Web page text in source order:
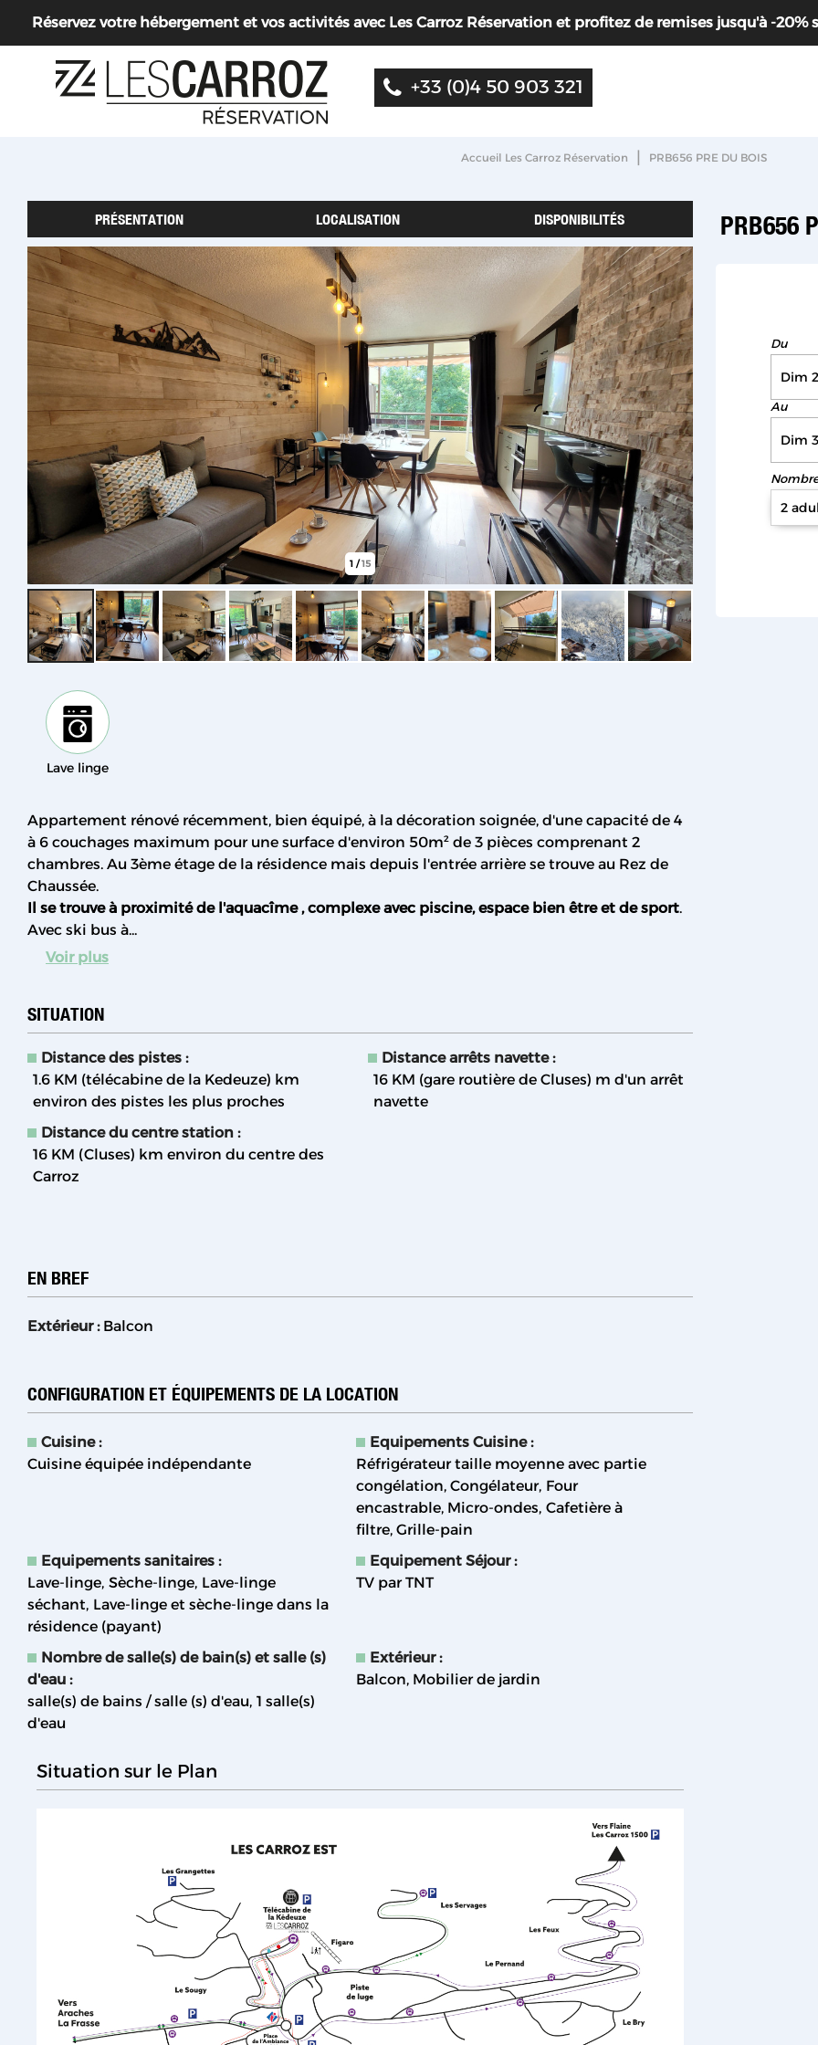
Réservez votre hébergement et vos activités avec Les Carroz Réservation et profitez de remises jusqu'à -20%
+33 (0)4 50 903 321
Accueil Les Carroz Réservation | PRB656 PRE DU BOIS
PRÉSENTATION LOCALISATION DISPONIBILITÉS PRB656
1 /15
Du
Au
2
Lave linge
Appartement rénové récemment, bien équipé, à la décoration soignée, d'une capacité de 4
à 6 couchages maximum pour une surface d'environ 50m² de 3 pièces comprenant 2
chambres. Au 3ème étage de la résidence mais depuis l'entrée arrière se trouve au Rez de
Chaussée.
Il se trouve à proximité de l'aquacîme , complexe avec piscine, espace bien être et de sport.
Avec ski bus à...
Voir plus
SITUATION
Distance des pistes :
1.6 KM (télécabine de la Kedeuze) km
environ des pistes les plus proches
Distance du centre station :
16 KM (Cluses) km environ du centre des
Carroz
Distance arrêts navette :
16 KM (gare routière de Cluses) m d'un arrêt
navette
EN BREF
Extérieur: Balcon
CONFIGURATION ET ÉQUIPEMENTS DE LA LOCATION
Cuisine:
Cuisine équipée indépendante
Equipements Cuisine:
Réfrigérateur taille moyenne avec partie
congélation Congélateur Four
encastrable Micro-ondes Cafetière à
filtre Grille-pain
Equipements sanitaires :
Lave-linge Sèche-linge Lave-linge
séchant Lave-linge et sèche-linge dans la
résidence (payant)
Equipement Séjour:
TV par TNT
Nombre de salle(s) de bain(s) et salle (s)
d'eau :
salle(s) de bains / salle (s) d'eau 1 salle(s)
d'eau
Extérieur:
Balcon Mobilier de jardin
Situation sur le Plan